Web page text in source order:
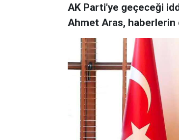
AK Parti'ye geçeceği
Ahmet Aras, haberlerin